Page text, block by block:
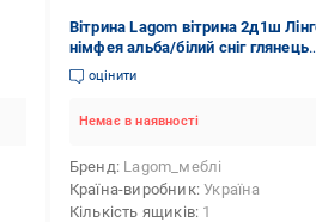
Вітрина Lagom вітрина 2д1ш
німфея альба/білий сніг глянець
2020х680х415 мм
оцінити
Немає в наявності
Бренд Lagom_меблі
Країна-виробник Україна
Кількість ящиків 1